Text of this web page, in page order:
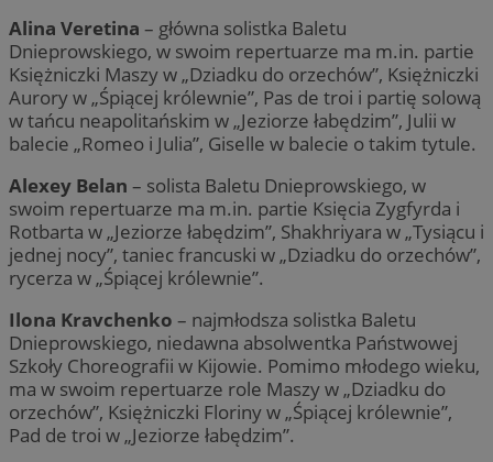
Alina Veretina – główna solistka Baletu
Dnieprowskiego, w swoim repertuarze ma m.in. partie
Księżniczki Maszy w „Dziadku do orzechów”, Księżniczki
Aurory w „Śpiącej królewnie”, Pas de troi i partię solową
w tańcu neapolitańskim w „Jeziorze łabędzim”, Julii w
balecie „Romeo i Julia”, Giselle w balecie o takim tytule.
Alexey Belan – solista Baletu Dnieprowskiego, w
swoim repertuarze ma m.in. partie Księcia Zygfyrda i
Rotbarta w „Jeziorze łabędzim”, Shakhriyara w „Tysiącu i
jednej nocy”, taniec francuski w „Dziadku do orzechów”,
rycerza w „Śpiącej królewnie”.
Ilona Kravchenko – najmłodsza solistka Baletu
Dnieprowskiego, niedawna absolwentka Państwowej
Szkoły Choreografii w Kijowie. Pomimo młodego wieku,
ma w swoim repertuarze role Maszy w „Dziadku do
orzechów”, Księżniczki Floriny w „Śpiącej królewnie”,
Pad de troi w „Jeziorze łabędzim”.